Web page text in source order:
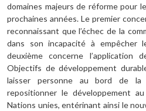
domaines majeurs de réforme pour
prochaines années. Le premier
reconnaissant que l’échec de la
dans son incapacité à empêcher
deuxième concerne l’application
Objectifs de développement
laisser personne au bord de la
repositionner le développement
Nations unies, entérinant ainsi le